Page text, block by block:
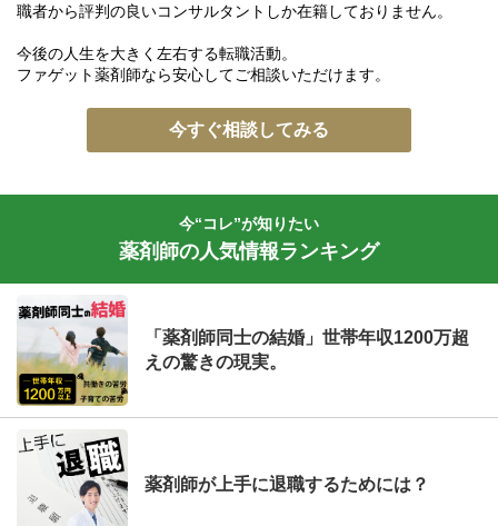
職者から評判の良いコンサルタントしか在籍しておりません。
今後の人生を大きく左右する転職活動。
ファゲット薬剤師なら安心してご相談いただけます。
今すぐ相談してみる
今“コレ”が知りたい
薬剤師の人気情報ランキング
「薬剤師同士の結婚」世帯年収1200万超
えの驚きの現実。
薬剤師が上手に退職するためには？